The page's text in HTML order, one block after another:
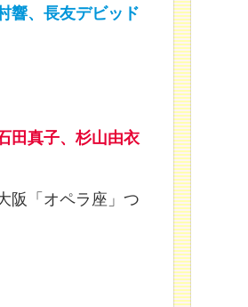
響、長友デビッド
田真子、杉山由衣
阪「オペラ座」つ